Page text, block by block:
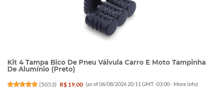
Kit 4 Tampa Bico De Pneu Válvula Carro E Moto Tampinha
De Alumínio (Preto)
(5053) R$ 19,00 (as of 06/08/2026 20:11 GMT -03:00 - More info)